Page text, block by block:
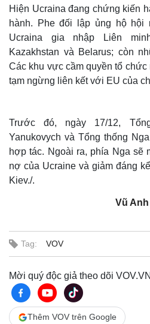
Hiện Ucraina đang chứng kiến
hành. Phe đối lập ủng hộ hội
Ucraina gia nhập Liên
Kazakhstan và Belarus; còn
Các khu vực cầm quyền tổ chức
tạm ngừng liên kết với EU của
Trước đó, ngày 17/12,
Yanukovych và Tổng thống
hợp tác. Ngoài ra, phía Nga sẽ
nợ của Ucraine và giảm đáng
Kiev./.
Vũ
Tag: VOV
Mời quý độc giả theo dõi
Thêm VOV trên Google